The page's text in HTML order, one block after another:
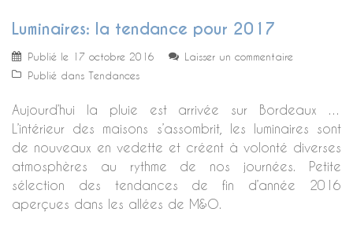
Luminaires: la tendance pour 2017
Publié le 17 octobre 2016
Laisser un commentaire
Publié dans Tendances
Aujourd’hui la pluie est arrivée sur Bordeaux …
L’intérieur des maisons s’assombrit, les luminaires sont
de nouveaux en vedette et créent à volonté diverses
atmosphères au rythme de nos journées. Petite
sélection des tendances de fin d’année 2016
aperçues dans les allées de M&O.